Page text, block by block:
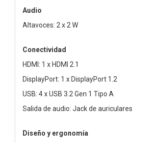
Audio
Altavoces: 2 x 2 W
Conectividad
HDMI: 1 x HDMI 2.1
DisplayPort: 1 x DisplayPort 1.2
USB: 4 x USB 3.2 Gen 1 Tipo A
Salida de audio: Jack de auriculares
Diseño y ergonomía